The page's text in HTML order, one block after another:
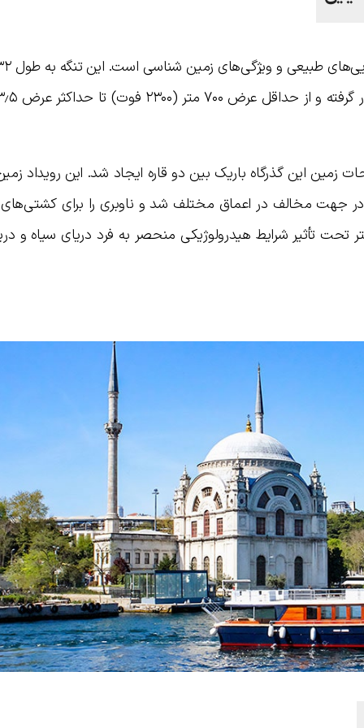
این گذرگاه باریک بین دو قاره ایجاد شد. این رویداد
جهت مخالف در اعماق مختلف شد و ناوبری را برای
تحت تأثیر شرایط هیدرولوژیکی منحصر به فرد دریای سیاه و